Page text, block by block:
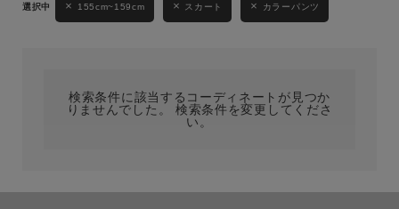
155cm~159cm スカート カラーパンツ
検索条件に該当するコーディネートが見つか
りませんでした。 検索条件を変更してくださ
い。